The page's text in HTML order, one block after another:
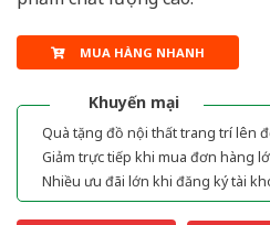
MUA HÀNG NHANH
Khuyến mại
Quà tặng đồ nội thất trang trí lên
Giảm trực tiếp khi mua đơn hàng
Nhiều ưu đãi lớn khi đăng ký tài